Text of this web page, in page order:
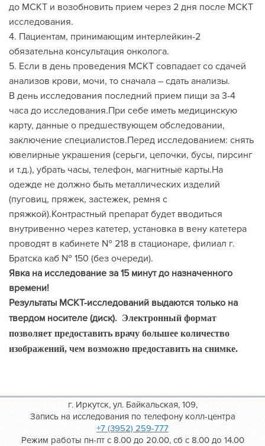
до МСКТ и возобновить прием через 2 дня после МСКТ
исследования.
4. Пациентам, принимающим интерлейкин-2
обязательна консультация онколога.
5. Если в день проведения МСКТ совпадает со сдачей
анализов крови, мочи, то сначала – сдать анализы.
В день исследования последний прием пищи за 3-4
часа до исследования.При себе иметь медицинскую
карту, данные о предшествующем обследовании,
заключение специалистов.Перед исследованием: снять
ювелирные украшения (серьги, цепочки, бусы, пирсинг
и т.д.), убрать часы, телефон, магнитные карты.На
одежде не должно быть металлических изделий
(пуговиц, пряжек, застежек, ремня с
пряжкой).Контрастный препарат будет вводиться
внутривенно через катетер, установка в вену катетера
проводят в кабинете № 218 в стационаре, филиал г.
Братска каб № 150 (без очереди).
Явка на исследование за 15 минут до назначенного
времени!
Результаты МСКТ-исследований выдаются только на
твердом носителе (диск). Электронный формат
позволяет предоставить врачу большее количество
изображений, чем возможно предоставить на снимке.
г. Иркутск, ул. Байкальская, 109,
Запись на исследования по телефону колл-центра
+7 (3952) 259-777
Режим работы пн-пт с 8.00 до 20.00, сб с 8.00 до 14.00